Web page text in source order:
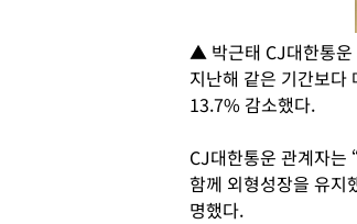
▲ 박근태 CJ대한통운
지난해 같은 기간보
13.7% 감소했다.
CJ대한통운 관계자는
함께 외형성장을 유지
명했다.